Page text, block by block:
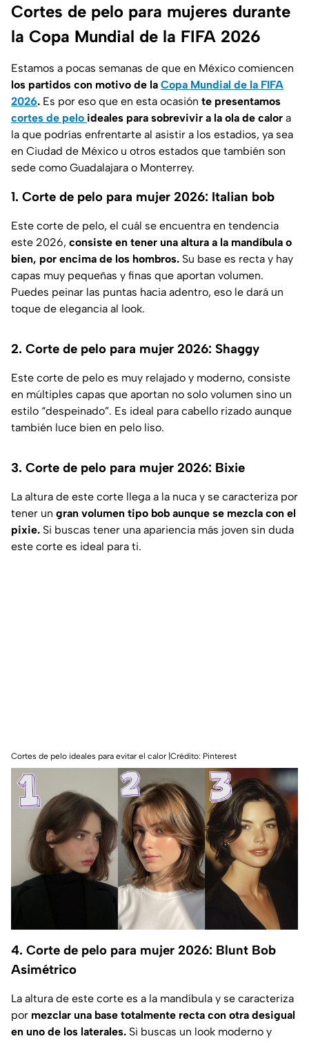
Cortes de pelo para mujeres durante
la Copa Mundial de la FIFA 2026
Estamos a pocas semanas de que en México comiencen
los partidos con motivo de la Copa Mundial de la FIFA
2026. Es por eso que en esta ocasión te presentamos
cortes de pelo ideales para sobrevivir a la ola de calor a
la que podrías enfrentarte al asistir a los estadios, ya sea
en Ciudad de México u otros estados que también son
sede como Guadalajara o Monterrey.
1. Corte de pelo para mujer 2026: Italian bob
Este corte de pelo, el cuál se encuentra en tendencia
este 2026, consiste en tener una altura a la mandíbula o
bien, por encima de los hombros. Su base es recta y hay
capas muy pequeñas y finas que aportan volumen.
Puedes peinar las puntas hacia adentro, eso le dará un
toque de elegancia al look.
2. Corte de pelo para mujer 2026: Shaggy
Este corte de pelo es muy relajado y moderno, consiste
en múltiples capas que aportan no solo volumen sino un
estilo “despeinado”. Es ideal para cabello rizado aunque
también luce bien en pelo liso.
3. Corte de pelo para mujer 2026: Bixie
La altura de este corte llega a la nuca y se caracteriza por
tener un gran volumen tipo bob aunque se mezcla con el
pixie. Si buscas tener una apariencia más joven sin duda
este corte es ideal para ti.
Cortes de pelo ideales para evitar el calor |Crédito: Pinterest
4. Corte de pelo para mujer 2026: Blunt Bob
Asimétrico
La altura de este corte es a la mandíbula y se caracteriza
por mezclar una base totalmente recta con otra desigual
en uno de los laterales. Si buscas un look moderno y